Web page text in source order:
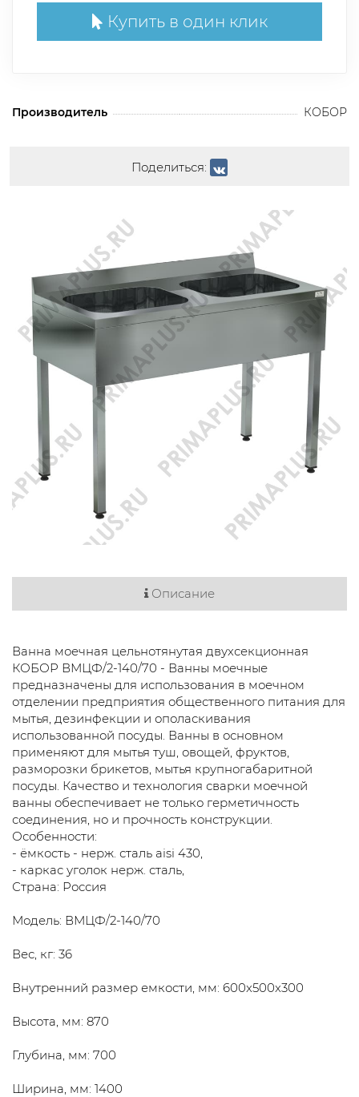
Купить в один клик
Производитель КОБОР
Поделиться:
Описание
Ванна моечная цельнотянутая двухсекционная
КОБОР ВМЦФ/2-140/70 - Ванны моечные
предназначены для использования в моечном
отделении предприятия общественного питания для
мытья, дезинфекции и ополаскивания
использованной посуды. Ванны в основном
применяют для мытья туш, овощей, фруктов,
разморозки брикетов, мытья крупногабаритной
посуды. Качество и технология сварки моечной
ванны обеспечивает не только герметичность
соединения, но и прочность конструкции.
Особенности:
- ёмкость - нерж. сталь aisi 430,
- каркас уголок нерж. сталь,
Страна: Россия
Модель: ВМЦФ/2-140/70
Вес, кг: 36
Внутренний размер емкости, мм: 600x500x300
Высота, мм: 870
Глубина, мм: 700
Ширина, мм: 1400